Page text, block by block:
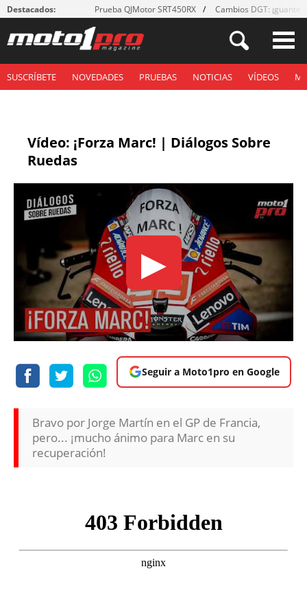
Destacados: Prueba QJMotor SRT450RX Cambios DGT: ¡guantes!
SUSCRÍBETE NOVEDADES PRUEBAS NOTICIAS VÍDEOS
Vídeo: ¡Forza Marc! | Diálogos Sobre
Ruedas
▶
Seguir a Moto1pro en Google
Bravo por Jorge Martín en el GP de Francia,
pero... ¡mucho ánimo para Marc en su
recuperación!